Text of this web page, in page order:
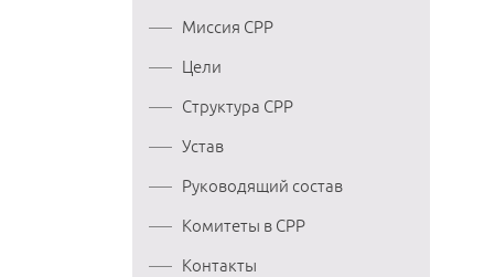
Миссия СРР
Цели
Структура СРР
Устав
Руководящий состав
Комитеты в СРР
Контакты